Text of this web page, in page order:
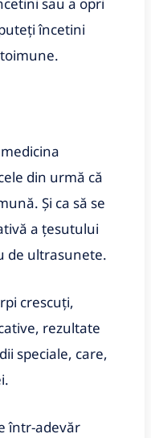
sau a opri
încetini
din urmă că
Și ca să se
a țesutului
de ultrasunete.
crescuți,
rezultate
speciale, care,
într-adevăr